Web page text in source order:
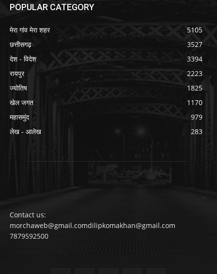
POPULAR CATEGORY
मेरा गांव मेरा शहर
5105
छत्तीसगढ़
3527
देश - विदेश
3394
रायपुर
2223
ज्योतिष
1825
खेल जगत
1170
महासमुंद
979
लेख - आलेख
283
Contact us:
morchaweb@gmail.comdilipkomakhan@gmail.com
7879592500